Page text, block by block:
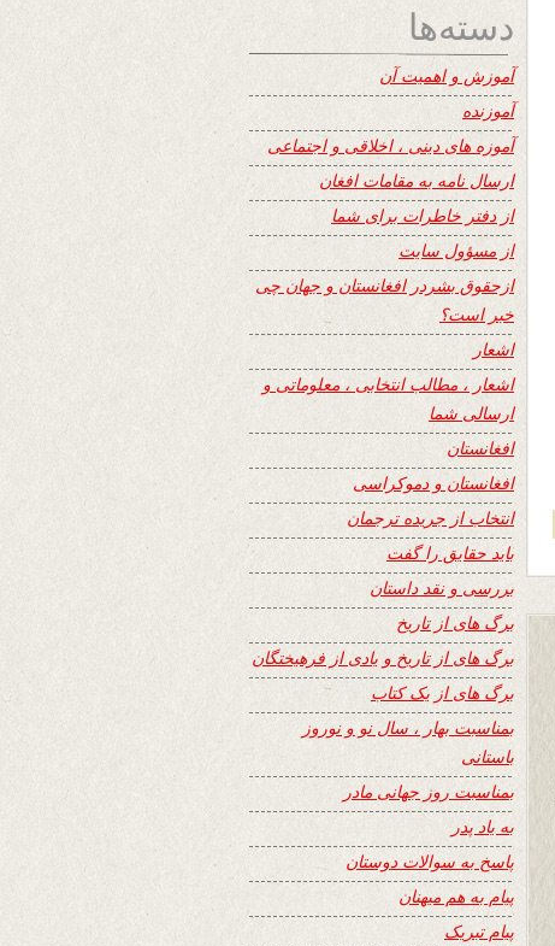
دسته‌ها
آموزش و اهمیت آن
آموزنده
آموزه های دینی ، اخلاقی و اجتماعی
ارسال نامه به مقامات افغان
از دفتر خاطرات برای شما
از مسؤول سایت
ازحقوق بشردر افغانستان و جهان چی
خبر است؟
اشعار
اشعار ، مطالب انتخابی ، معلوماتی و
ارسالی شما
افغانستان
افغانستان و دموکراسی
انتخاب از جریده ترجمان
باید حقایق را گفت
بررسی و نقد داستان
برگ های از تاریخ
برگ های از تاریخ و یادی از فرهیختگان
برگ های از یک کتاب
بمناسبت بهار ، سال نو و نوروز
باستانی
بمناسبت روز جهانی مادر
به یاد پدر
پاسخ به سوالات دوستان
پیام به هم میهنان
پیام تبریک